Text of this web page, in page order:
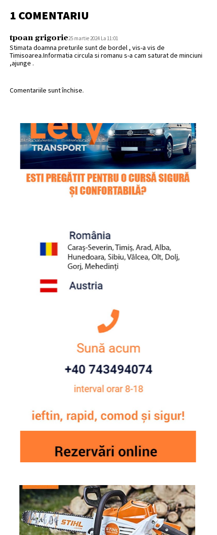
1 COMENTARIU
tpoan grigorie25 martie 2024 La 11:01
Stimata doamna preturile sunt de bordel , vis-a vis de
Timisoarea.Informatia circula si romanu s-a cam saturat de minciuni
,ajunge .
Comentariile sunt închise.